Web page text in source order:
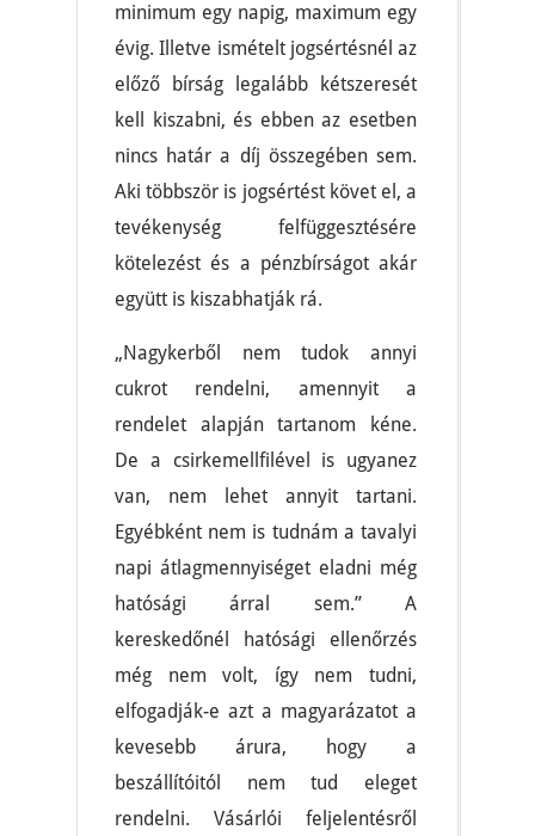
minimum egy napig, maximum egy
évig. Illetve ismételt jogsértésnél az
előző bírság legalább kétszeresét
kell kiszabni, és ebben az esetben
nincs határ a díj összegében sem.
Aki többször is jogsértést követ el, a
tevékenység felfüggesztésére
kötelezést és a pénzbírságot akár
együtt is kiszabhatják rá.
„Nagykerből nem tudok annyi
cukrot rendelni, amennyit a
rendelet alapján tartanom kéne.
De a csirkemellfilével is ugyanez
van, nem lehet annyit tartani.
Egyébként nem is tudnám a tavalyi
napi átlagmennyiséget eladni még
hatósági árral sem.” A
kereskedőnél hatósági ellenőrzés
még nem volt, így nem tudni,
elfogadják-e azt a magyarázatot a
kevesebb árura, hogy a
beszállítóitól nem tud eleget
rendelni. Vásárlói feljelentésről